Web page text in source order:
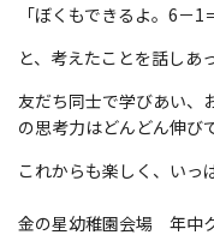
「ぼくもできるよ。 6－1
と、考えたことを話しあ
友だち同士で学びあい、
の思考力はどんどん伸び
これからも楽しく、いっ
金の星幼稚園会場 年中